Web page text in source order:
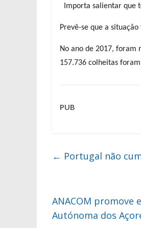
Importa salientar que
Prevê-se que a
No ano de 2017, foram
157.736 colheitas
PUB
← Portugal não
ANACOM promove
Autónoma dos